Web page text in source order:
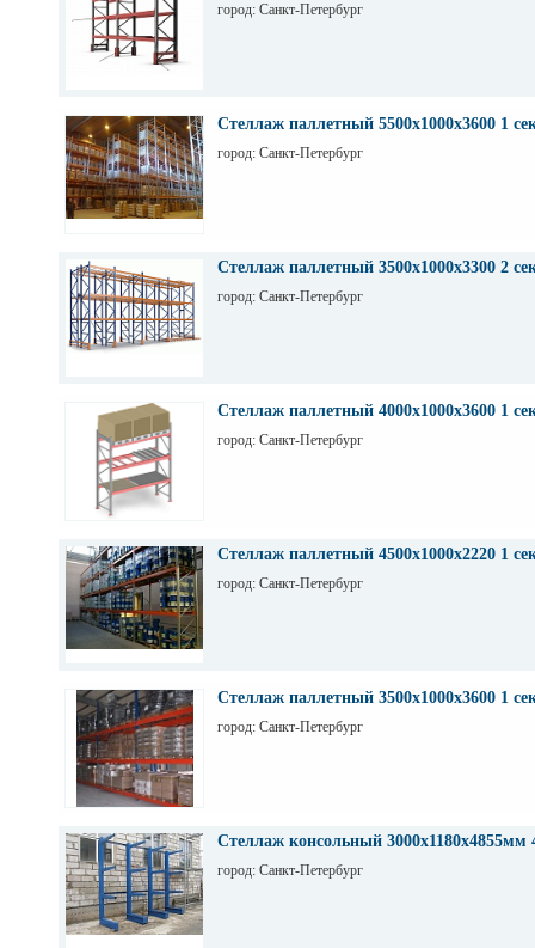
город: Санкт-Петербург
Стеллаж паллетный 5500х1000х3600 1
город: Санкт-Петербург
Стеллаж паллетный 3500х1000х3300 2
город: Санкт-Петербург
Стеллаж паллетный 4000х1000х3600 1
город: Санкт-Петербург
Стеллаж паллетный 4500х1000х2220 1
город: Санкт-Петербург
Стеллаж паллетный 3500х1000х3600 1
город: Санкт-Петербург
Стеллаж консольный 3000х1180х4855мм
город: Санкт-Петербург